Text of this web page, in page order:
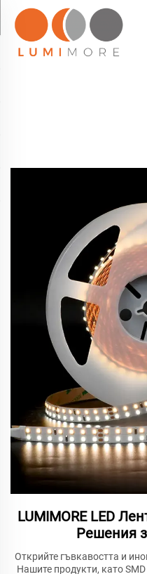
LUMIMORE LED
Решения
Открийте гъвкавостта и
Нашите продукти, като